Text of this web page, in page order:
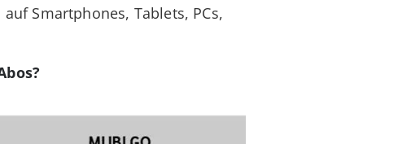
Smartphones, Tablets, PCs,